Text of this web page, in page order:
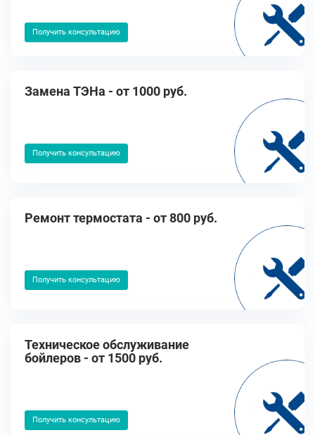
Получить консультацию
Замена ТЭНа - от 1000 руб.
Получить консультацию
Ремонт термостата - от 800 руб.
Получить консультацию
Техническое обслуживание
бойлеров - от 1500 руб.
Получить консультацию